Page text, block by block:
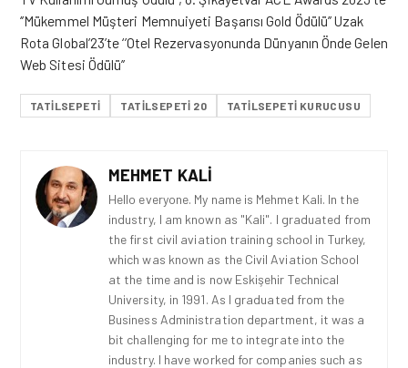
‘’Mükemmel Müşteri Memnuiyeti Başarısı Gold Ödülü’’ Uzak
Rota Global’23’te ‘’Otel Rezervasyonunda Dünyanın Önde Gelen
Web Sitesi Ödülü’’
TATILSEPETI TATILSEPETI 20 TATILSEPETI KURUCUSU
MEHMET KALI
Hello everyone. My name is Mehmet Kali. In the
industry, I am known as "Kali". I graduated from
the first civil aviation training school in Turkey,
which was known as the Civil Aviation School
at the time and is now Eskişehir Technical
University, in 1991. As I graduated from the
Business Administration department, it was a
bit challenging for me to integrate into the
industry. I have worked for companies such as